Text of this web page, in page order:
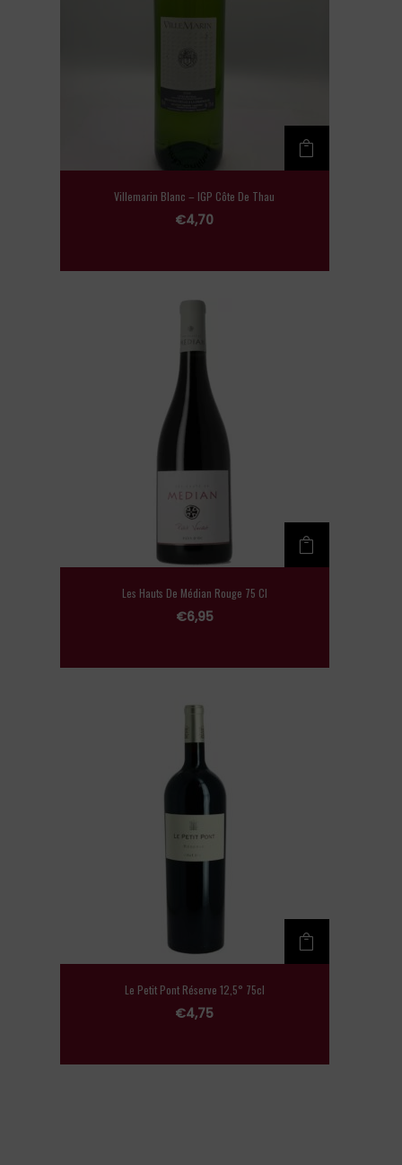
Villemarin Blanc – IGP Côte De Thau
€4,70
Les Hauts De Médian Rouge 75 Cl
€6,95
Le Petit Pont Réserve 12,5° 75cl
€4,75